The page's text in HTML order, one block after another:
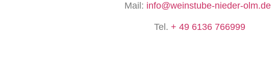
Mail: info@weinstube-nieder-olm.de
Tel. + 49 6136 766999